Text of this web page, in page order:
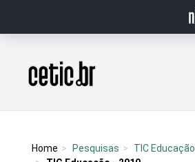
Página inicial
Home Pesquisas TIC Educação